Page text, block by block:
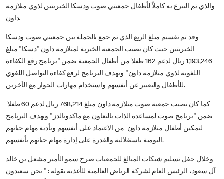
والذي تم التبرع به كاملاً لأطفال جمعيتي صوت ودسكا الخيريتين لذوي متلازمة
داون.
وقد تم تقسيم مبلغ الريع الذي تم جمع بالحملة بين جمعيتي صوت ودسكا
الخيريتين حيث كان نصيب الجمعية الخيرية لمتلازمة داون "دسكا" مبلغ
1,193,246 ريال لدعم 162 طفلا من أطفال الجمعية ضمن "برنامج رفع الكفاءة
اللغوية لذوي متلازمة داون" ويهدف البرنامج لرفع كفاءة التواصل اللغوي
للأطفال والتعبير عن أنفسهم واستخدام مهارات الحوار مع الآخرين.
ضمن "برنامج صوت لمساعدة الذات بالتعاون مع ماكدونالدز" ويهدف البرنامج
لتمكين أطفال متلازمة داون من الاعتماد على أنفسهم وتأدية مهام حياتهم
اليومية باستقلالية والقدرة على إدارة مهام حياتهم بأنفسهم.
وخلال حفل تسليم شيكات المبالغ للجمعيات صرح سمو الأمير مشعل بن خالد
آل سعود، الرئيس العام لشركة الرياض العالمية للأغذية بقوله : " نحن سعيدون